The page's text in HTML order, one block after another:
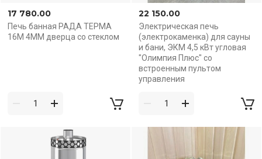
17 780.00
Печь банная РАДА ТЕРМА
16М 4ММ дверца со стеклом
22 150.00
Электрическая печь
(электрокаменка) для сауны
и бани, ЭКМ 4,5 кВт угловая
"Олимпия Плюс" со
встроенным пультом
управления